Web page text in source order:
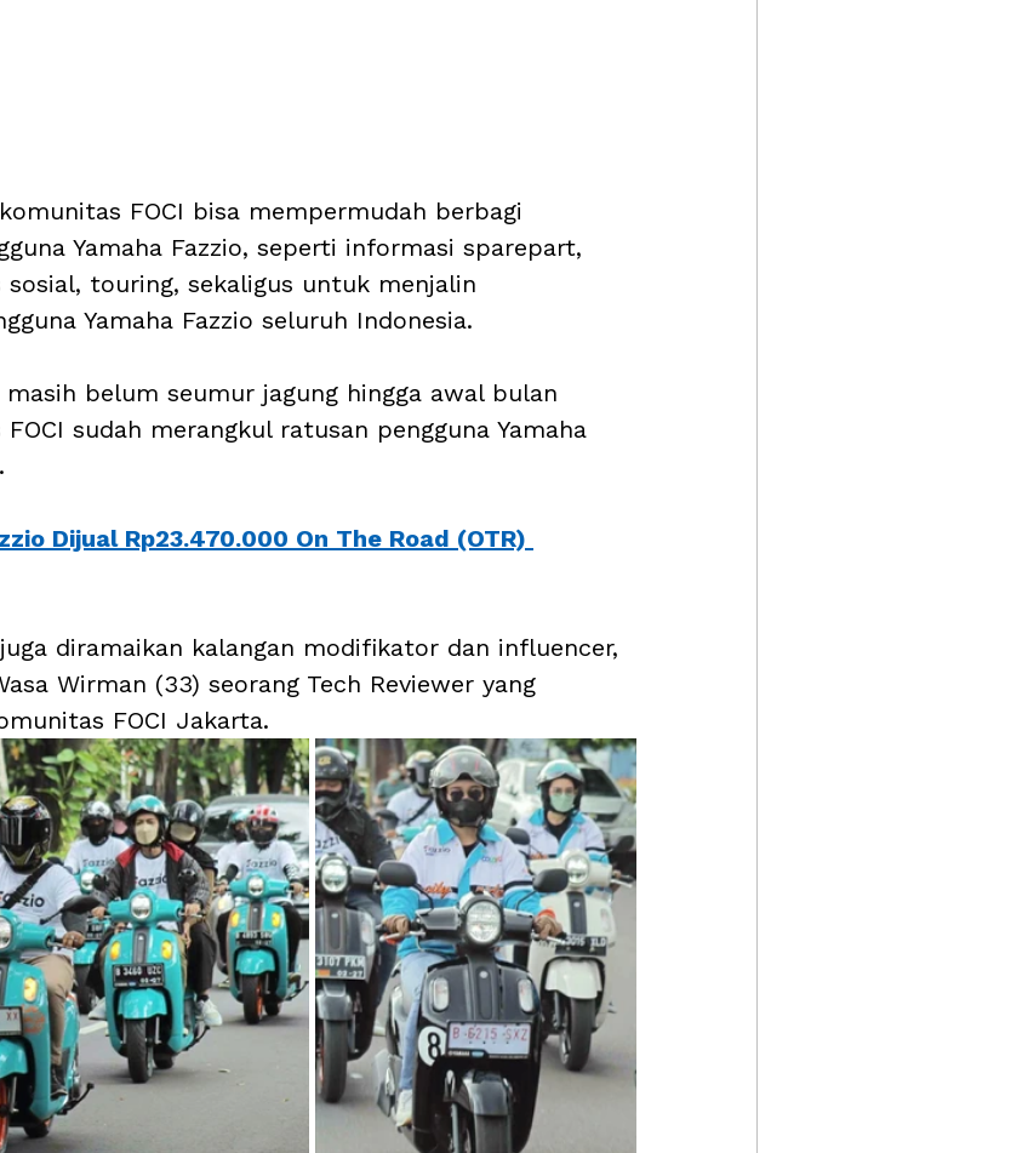
FOCI bisa mempermudah berbagi
Yamaha Fazzio, seperti informasi sparepart,
sosial, touring, sekaligus untuk menjalin
Yamaha Fazzio seluruh Indonesia.
belum seumur jagung hingga awal bulan
sudah merangkul ratusan pengguna Yamaha
Dijual Rp23.470.000 On The Road (OTR)
diramaikan kalangan modifikator dan influencer,
Wirman (33) seorang Tech Reviewer yang
FOCI Jakarta.